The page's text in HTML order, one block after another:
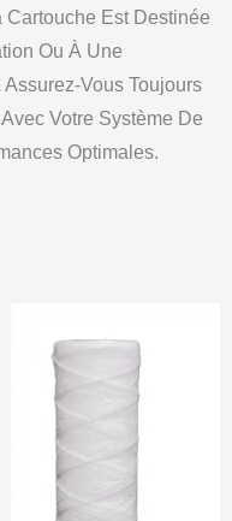
Est Destinée
Ou À Une
Vous Toujours
Votre Système De
Optimales.